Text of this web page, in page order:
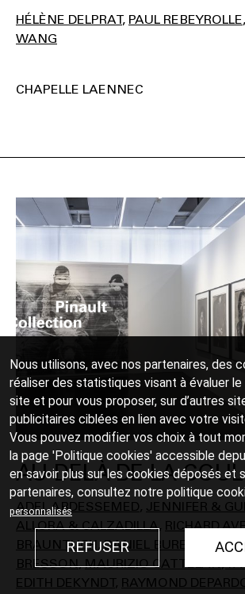
HÉLÈNE DELPRAT PAUL REBEYROLLE
WANG
CHAPELLE LAENNEC
AU-DELÀ DE LA
ADEL ABDESSEMED JENNIFER &
ALLORA & CALZADILLA RICHARD
BRAUNTUCH DANIEL BUREN
BRESSON MAURIZIO CATTELAN
EDITH DEKYNDT RAYMOND
Nous utilisons, avec nos partenaires, des
réaliser des statistiques visant à évaluer
site et pour vous proposer, sur d’autres
publicitaires ciblées en lien avec votre
Vous pouvez modifier vos choix à tout
la page 'Politique cookies' accessible
en savoir plus sur les cookies déposés et
partenaires, consultez notre politique
personnalisés
REFUSER